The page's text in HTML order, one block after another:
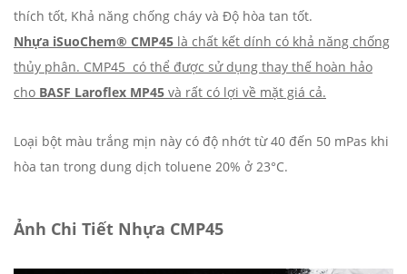
thích tốt, Khả năng chống cháy và Độ hòa tan tốt.
Nhựa iSuoChem® CMP45 là chất kết dính có khả năng chống
thủy phân. CMP45 có thể được sử dụng thay thế hoàn hảo
cho BASF Laroflex MP45 và rất có lợi về mặt giá cả.
Loại bột màu trắng mịn này có độ nhớt từ 40 đến 50 mPas khi
hòa tan trong dung dịch toluene 20% ở 23°C.
Ảnh Chi Tiết Nhựa CMP45